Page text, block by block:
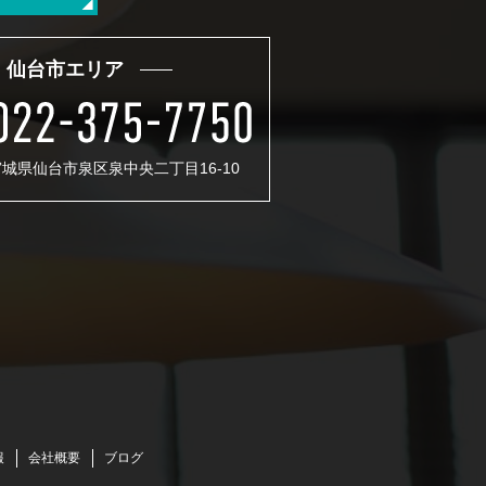
仙台市エリア
県仙台市泉区泉中央二丁目16-10
会社概要 ブログ